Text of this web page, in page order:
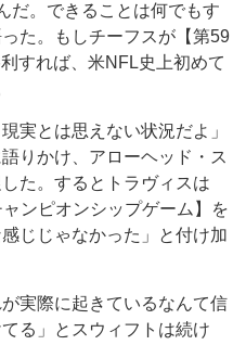
。できることは何でもす
た。もしチーフスが【第59
すれば、米NFL史上初めて
実とは思えない状況だよ」
りかけ、アローヘッド・ス
た。するとトラヴィスは
ンピオンシップゲーム】を
じじゃなかった」と付け加
実際に起きているなんて信
る」とスウィフトは続け